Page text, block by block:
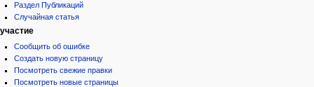
Раздел Публикаций
Случайная статья
участие
Сообщить об ошибке
Создать новую страницу
Посмотреть свежие правки
Посмотреть новые страницы